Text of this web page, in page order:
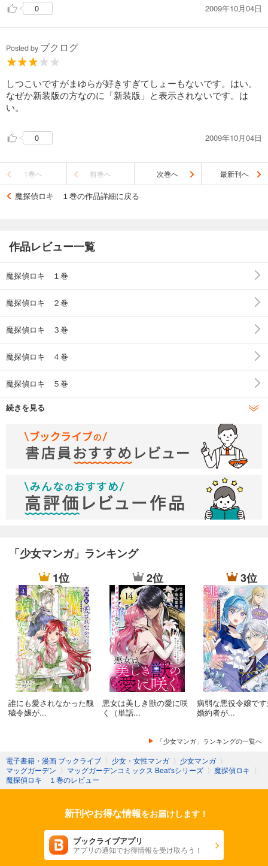
0 2009年10月04日
Posted by ブクログ
しつこいですがまゆらが好きすぎてしょーもないです。はい。
なぜか新装版の方なのに「新装版」と表示されないです。は
い。
0 2009年10月04日
1巻へ 前巻へ 次巻へ 最新刊へ
魔探偵ロキ １巻の作品詳細に戻る
作品レビュー一覧
魔探偵ロキ １巻
魔探偵ロキ ２巻
魔探偵ロキ ３巻
魔探偵ロキ ４巻
魔探偵ロキ ５巻
魔探偵ロキ ６巻
魔探偵ロキ ７巻
続きを見る
「少女マンガ」ランキング
1位
誰にも愛されなかった醜
穢令嬢が...
2位
悪女は美しき獣の愛に咲
く（単話...
3位
病弱な悪役令嬢で
婚約者が...
「少女マンガ」ランキングの一覧へ
電子書籍・漫画 ブックライブ 〉 少女・女性マンガ 〉 少女マンガ 〉
マッグガーデン 〉 マッグガーデンコミックス Beat'sシリーズ 〉 魔探偵ロキ 〉
魔探偵ロキ １巻のレビュー
新刊やお得な情報をお届けします！
ブックライブアプリ
アプリの通知でお得情報を受け取ろう！